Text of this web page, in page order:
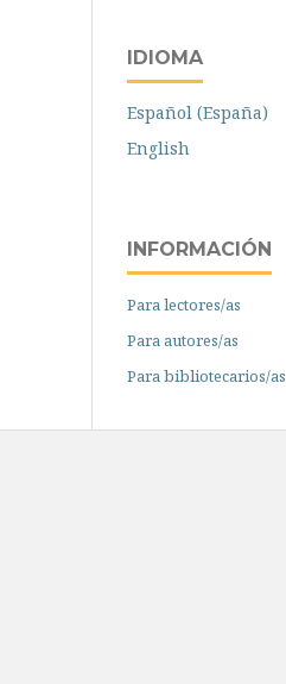
IDIOMA
Español (España)
English
INFORMACIÓN
Para lectores/as
Para autores/as
Para bibliotecarios/as